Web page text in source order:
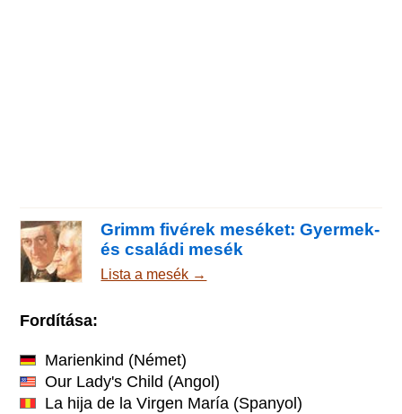
Grimm fivérek meséket: Gyermek-
és családi mesék
Lista a mesék →
Fordítása:
Marienkind (Német)
Our Lady's Child (Angol)
La hija de la Virgen María (Spanyol)